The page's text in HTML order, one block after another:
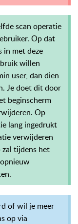
scan operatie
Op dat
in met deze
willen
user, dan dien
Je doet dit door
beginscherm
Op
lang ingedrukt
verwijderen
tijdens het
of wil je meer
op via